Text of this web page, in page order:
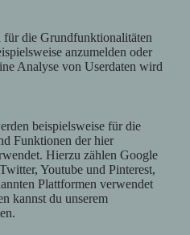
die Grundfunktionalitäten
anzumelden oder
Analyse von Userdaten wird
beispielsweise für die
Funktionen der hier
Hierzu zählen Google
Youtube und Pinterest,
Plattformen verwendet
kannst du unserem